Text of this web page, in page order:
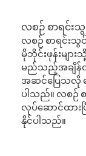
လစဉ် စာရင်းသွ
လစဉ် စာရင်းသွ
မိုဘိုင်းဖုန်းများ
မည်သည့်အချိန်
အဆင်ပြေသလို
ပါသည်။ လစဉ်
လုပ်ဆောင်ထားပ
နိုင်ပါသည်။